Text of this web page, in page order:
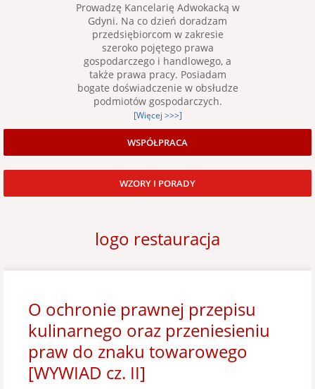
Prowadzę Kancelarię Adwokacką w
Gdyni. Na co dzień doradzam
przedsiębiorcom w zakresie
szeroko pojętego prawa
gospodarczego i handlowego, a
także prawa pracy. Posiadam
bogate doświadczenie w obsłudze
podmiotów gospodarczych.
[Więcej >>>]
WSPÓŁPRACA
WZORY I PORADY
logo restauracja
O ochronie prawnej przepisu
kulinarnego oraz przeniesieniu
praw do znaku towarowego
[WYWIAD cz. II]